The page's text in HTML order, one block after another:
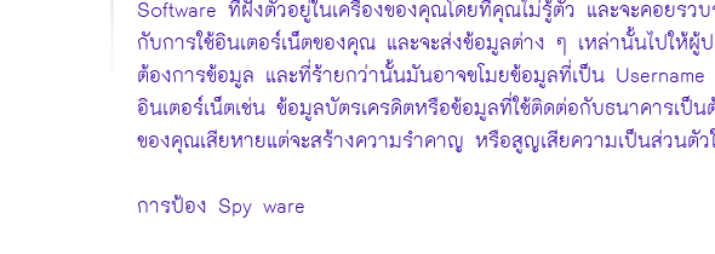
Software ที่ฝังตัวอยู่ในเครื่องของคุณโดยที่คุณไม่รู้ตัว และจะคอยร
กับการใช้อินเตอร์เน็ตของคุณ และจะส่งข้อมูลต่าง ๆ เหล่านั้นไปให้
ต้องการข้อมูล และที่ร้ายกว่านั้นมันอาจขโมยข้อมูลที่เป็น
อินเตอร์เน็ตเช่น ข้อมูลบัตรเครดิตหรือข้อมูลที่ใช้ติดต่อกับธนาคารเป็
ของคุณเสียหายแต่จะสร้างความรำคาญ หรือสูญเสียความเป็นส่วนตั
การป้อง Spy ware